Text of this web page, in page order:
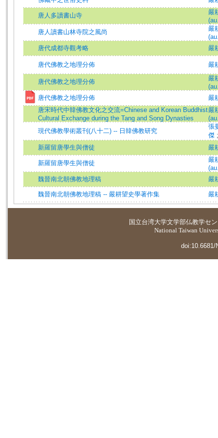
唐人多讀書山寺
嚴
唐人讀書山林寺院之風尚
嚴
唐代成都寺觀考略
嚴
唐代佛教之地理分佈 嚴
唐代佛教之地理分佈
嚴
唐代佛教之地理分佈
嚴
唐宋時代中韓佛教文化之交流=Chinese and Korean Buddhist
Cultural Exchange during the Tang and Song Dynasties
嚴
現代佛教學術叢刊(八十二) -- 日韓佛教研究
張
傑
新羅留唐學生與僧徒
嚴
新羅留唐學生與僧徒
嚴
魏晉南北朝佛教地理稿
嚴
魏晉南北朝佛教地理稿 -- 嚴耕望史學著作集 嚴
国立台湾大学文学部仏教学セ
National Taiwan
doi:10.6681/